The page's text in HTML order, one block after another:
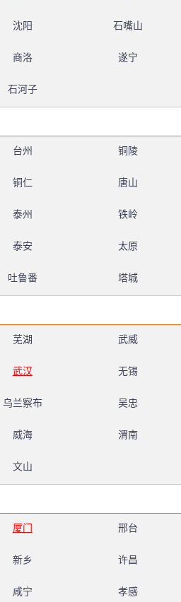
沈阳 石嘴山
商洛 遂宁
石河子
台州 铜陵
铜仁 唐山
泰州 铁岭
泰安 太原
吐鲁番 塔城
芜湖 武威
武汉 无锡
乌兰察布 吴忠
威海 渭南
文山
厦门 邢台
新乡 许昌
咸宁 孝感